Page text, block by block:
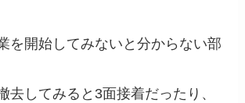
を開始してみないと分からない部
去してみると3面接着だったり、